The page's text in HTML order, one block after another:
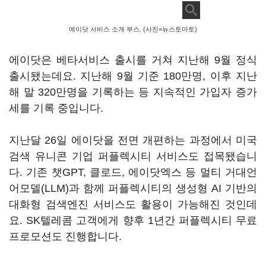
에이닷 서비스 소개 부스. (사진=뉴스토마토)
에이닷은 베타서비스 출시를 거쳐 지난해 9월 정식
출시됐는데요. 지난해 9월 기준 180만명, 이후 지난
해 말 320만명을 기록하는 등 지속적인 가입자 증가
세를 기록 중입니다.
지난달 26일 에이닷을 전면 개편하는 과정에서 미국
검색 유니콘 기업 퍼플렉시티 서비스도 접목됐습니
다. 기존 챗GPT, 클로드, 에이닷엑스 등 멀티 거대언
어모델(LLM)과 함께 퍼플렉시티의 생성형 AI 기반의
대화형 검색엔진 서비스도 활용이 가능해진 것인데
요. SK텔레콤 고객에게 향후 1년간 퍼플렉시티 무료
프로모션도 진행합니다.